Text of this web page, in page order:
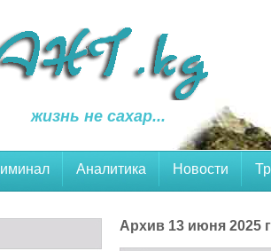
жизнь не сахар...
Аналитика Новости
Архив 13 июня 2025